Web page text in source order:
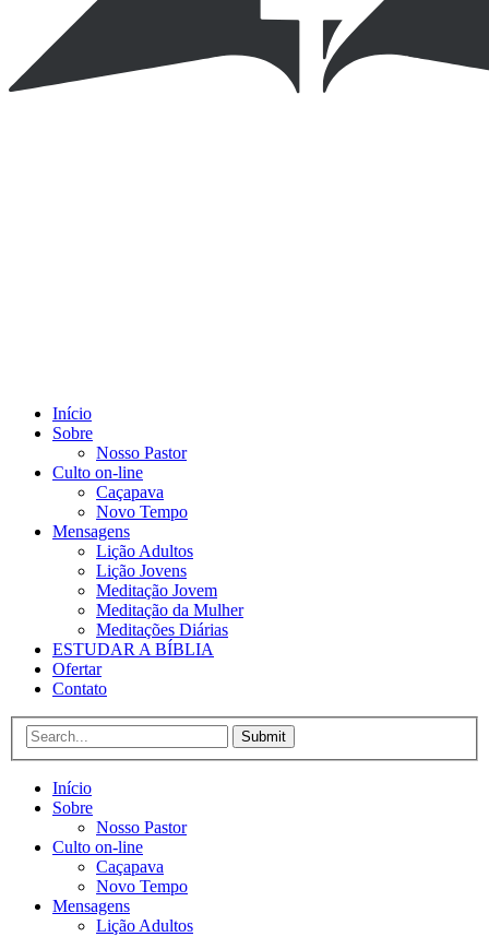
Início
Sobre
Nosso Pastor
Culto on-line
Caçapava
Novo Tempo
Mensagens
Lição Adultos
Lição Jovens
Meditação Jovem
Meditação da Mulher
Meditações Diárias
ESTUDAR A BÍBLIA
Ofertar
Contato
Submit
Início
Sobre
Nosso Pastor
Culto on-line
Caçapava
Novo Tempo
Mensagens
Lição Adultos